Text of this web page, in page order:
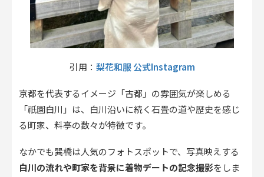
引用： 梨花和服 公式Instagram
京都を代表するイメージ「古都」の雰囲気が楽しめる
「祇園白川」は、白川沿いに続く石畳の道や歴史を感じ
る町家、料亭の数々が特徴です。
なかでも巽橋は人気のフォトスポットで、写真映えする
白川の流れや町家を背景に着物デートの記念撮影をしま